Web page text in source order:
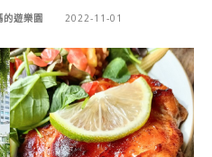
的遊樂園 2022-11-01